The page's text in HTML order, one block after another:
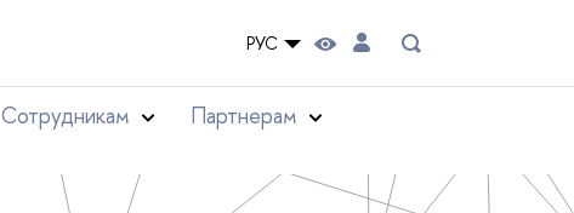
РУС
Сотрудникам
Партнерам